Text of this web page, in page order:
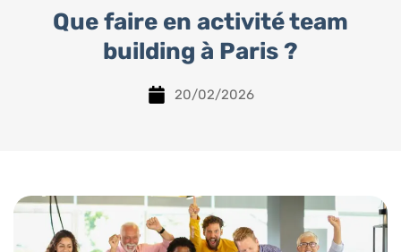
Que faire en activité team
building à Paris ?
20/02/2026